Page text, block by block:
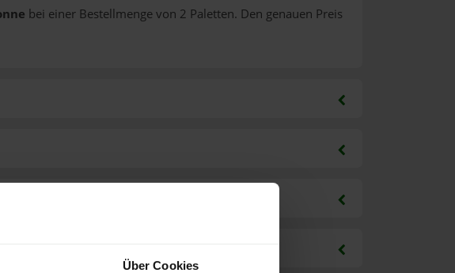
Über Cookies
bei einer Bestellmenge von 2 Paletten. Den genauen Preis